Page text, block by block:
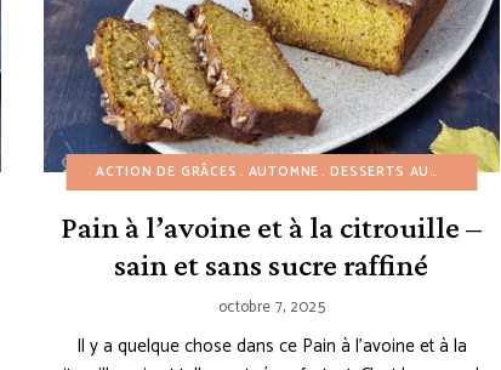
PAINS PETIT-DÉJEUNER RECETTES À PETIT BUDGET
ACTION DE GRÂCES AUTOMNE DESSERTS AUX FRUITS
Pain à l’avoine et à la citrouille –
sain et sans sucre raffiné
octobre 7, 2025
Il y a quelque chose dans ce Pain à l’avoine et à la